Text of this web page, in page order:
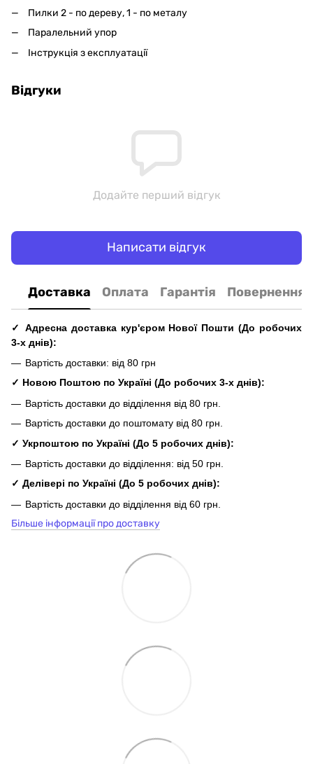
Пилки 2 - по дереву, 1 - по металу
Паралельний упор
Інструкція з експлуатації
Відгуки
Додайте перший відгук
Написати відгук
Доставка Оплата Гарантія Повернення
✓ Адресна доставка кур'єром Нової Пошти(До робочих
3-х днів):
Вартість доставки: від 80 грн
✓ Новою Поштою по Україні (До робочих 3-х днів):
Вартість доставки до відділення від 80 грн.
Вартість доставки до поштомату від 80 грн.
✓ Укрпоштою по Україні (До 5 робочих днів):
Вартість доставки до відділення: від 50 грн.
✓ Делівері по Україні (До 5 робочих днів):
Вартість доставки до відділення від 60 грн.
Більше інформації про доставку